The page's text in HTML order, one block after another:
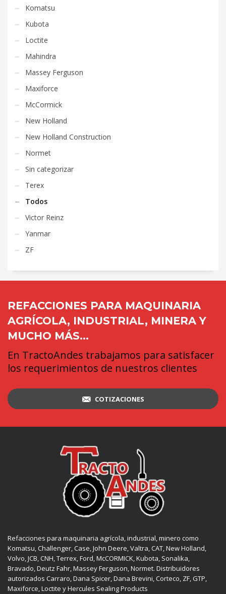
Komatsu
Kubota
Loctite
Mahindra
Massey Ferguson
Maxiforce
McCormick
New Holland
New Holland Construction
Normet
Sin categorizar
Terex
Todos
Victor Reinz
Yanmar
ZF
REFACCIONES PARA MAQUINARIA
AGRÍCOLA, INDUSTRIAL, MINERA Y
MUCHO MÁS...
En TractoAndes trabajamos para satisfacer
los requerimientos de nuestros clientes
COTIZACIONES
Refacciones para maquinaria agrícola, industrial, minero como
Komatsu, Challenger,Case,John Deere, Valtra,CAT,New Holland,
Volvo,JCB,CNH, Terrex,Ford, McCORMICK,Kubota, Sonalika,
Bravado, Deutz Fahr,Massey Ferguson,Normet. Distribuidores
autorizados Carraro,Dana Spicer, Dana Brevini,Corteco, ZF,GTP,
Maxiforce,Loctite y Hercules Sealing Products